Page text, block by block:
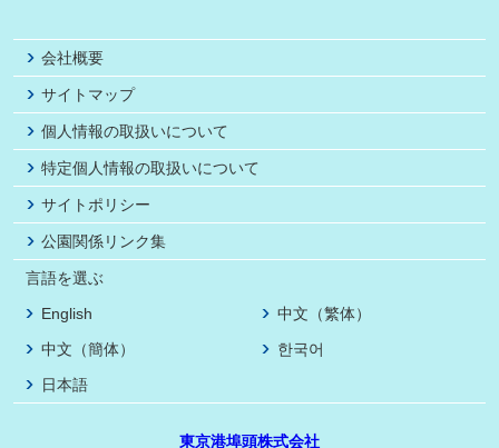
会社概要
サイトマップ
個人情報の取扱いについて
特定個人情報の取扱いについて
サイトポリシー
公園関係リンク集
言語を選ぶ
English
中文（繁体）
中文（簡体）
한국어
日本語
東京港埠頭株式会社